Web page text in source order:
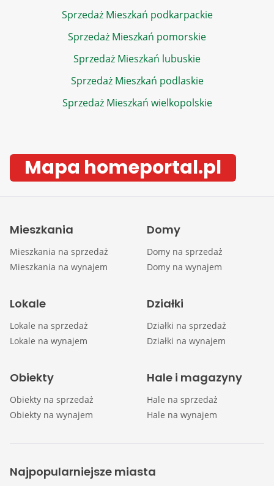
Sprzedaż Mieszkań podkarpackie
Sprzedaż Mieszkań pomorskie
Sprzedaż Mieszkań lubuskie
Sprzedaż Mieszkań podlaskie
Sprzedaż Mieszkań wielkopolskie
Mapa homeportal.pl
Mieszkania
Mieszkania na sprzedaż
Mieszkania na wynajem
Domy
Domy na sprzedaż
Domy na wynajem
Lokale
Lokale na sprzedaż
Lokale na wynajem
Działki
Działki na sprzedaż
Działki na wynajem
Obiekty
Obiekty na sprzedaż
Obiekty na wynajem
Hale i magazyny
Hale na sprzedaż
Hale na wynajem
Najpopularniejsze miasta